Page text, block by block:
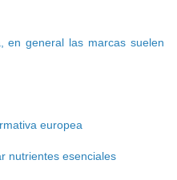
en general las marcas suelen
europea
nutrientes esenciales